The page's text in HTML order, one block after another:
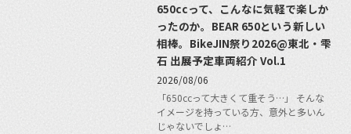
650ccって、こんなに気軽で楽しか
ったのか。BEAR 650という新しい
相棒。BikeJIN祭り2026@東北・雫
石 出展予定車両紹介 Vol.1
2026/08/06
「650ccって大きくて重そう…」 そんな
イメージを持っている方、意外と多いん
じゃないでしょ…